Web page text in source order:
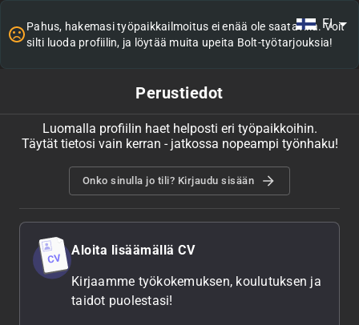
FI
Pahus, hakemasi työpaikkailmoitus ei enää ole saatavilla. Voit
silti luoda profiilin, ja löytää muita upeita Bolt-työtarjouksia!
Perustiedot
Luomalla profiilin haet helposti eri työpaikkoihin.
Täytät tietosi vain kerran - jatkossa nopeampi työnhaku!
Onko sinulla jo tili? Kirjaudu sisään
Aloita lisäämällä CV
Kirjaamme työkokemuksen, koulutuksen ja
taidot puolestasi!